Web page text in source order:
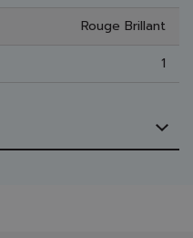
Rouge Brillant
1